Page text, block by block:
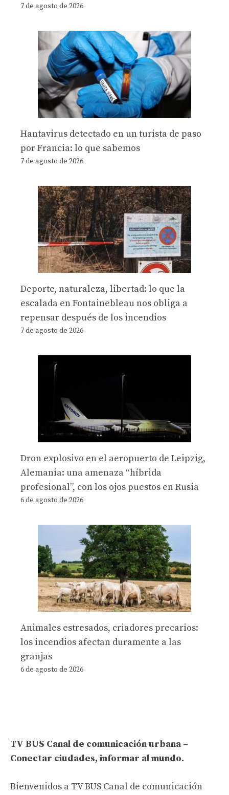
7 de agosto de 2026
Hantavirus detectado en un turista de paso
por Francia: lo que sabemos
7 de agosto de 2026
Deporte, naturaleza, libertad: lo que la
escalada en Fontainebleau nos obliga a
repensar después de los incendios
7 de agosto de 2026
Dron explosivo en el aeropuerto de Leipzig,
Alemania: una amenaza “híbrida
profesional”, con los ojos puestos en Rusia
6 de agosto de 2026
Animales estresados, criadores precarios:
los incendios afectan duramente a las
granjas
6 de agosto de 2026
TV BUS Canal de comunicación urbana –
Conectar ciudades, informar al mundo.
Bienvenidos a TV BUS Canal de comunicación